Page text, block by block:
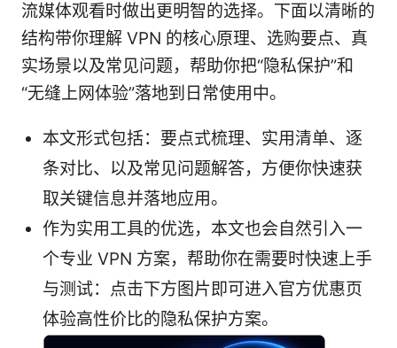
流媒体观看时做出更明智的选择。下面以清晰的
结构带你理解 VPN 的核心原理、选购要点、真
实场景以及常见问题，帮助你把“隐私保护”和
“无缝上网体验”落地到日常使用中。
本文形式包括：要点式梳理、实用清单、逐
条对比、以及常见问题解答，方便你快速获
取关键信息并落地应用。
作为实用工具的优选，本文也会自然引入一
个专业 VPN 方案，帮助你在需要时快速上手
与测试：点击下方图片即可进入官方优惠页
体验高性价比的隐私保护方案。